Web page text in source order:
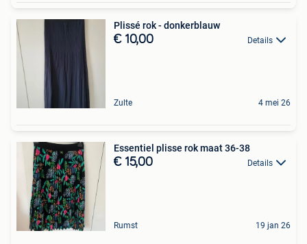
Plissé rok - donkerblauw
€ 10,00 Details
Zulte 4 mei 26
Essentiel plisse rok maat 36-38
€ 15,00 Details
Rumst 19 jan 26